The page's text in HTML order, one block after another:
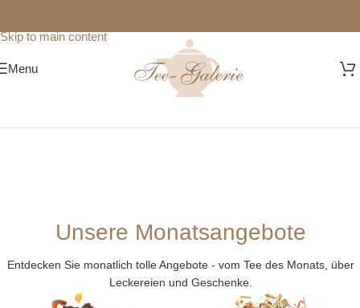
Skip to main content
Menu
Unsere Monatsangebote
Entdecken Sie monatlich tolle Angebote - vom Tee des Monats, über
Leckereien und Geschenke.